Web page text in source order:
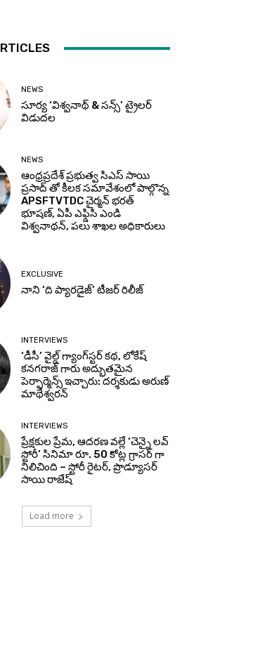
NEWS
సూర్య ‘విశ్వనాథ్ & సన్స్’ ట్రైలర్
విడుదల
NEWS
ఆంధ్రప్రదేశ్ ప్రభుత్వ సిఎస్ సాయి
ప్రసాద్ తో కీలక సమావేశంలో పాల్గొన్న
APSFTVTDC చైర్మన్ భరత్
భూషణ్, ఏపీ ఎఫ్డిసి ఎండి
విశ్వనాథన్, పలు శాఖల అధికారులు
EXCLUSIVE
నాని ‘ది ప్యారడైజ్’ టీజర్‌ రిలీజ్
INTERVIEWS
‘డీసీ’ వైల్డ్ గ్యాంగ్‌స్టర్ కథ, లోకేష్
కనగరాజ్ గారు అద్భుతమైన
పెర్ఫార్మెన్స్ ఇచ్చారు: దర్శకుడు అరుణ్
మాథేశ్వరన్
INTERVIEWS
ప్రేక్షకుల ప్రేమ, ఆదరణ వల్లే ‘చెన్నై లవ్
స్టోరీ’ సినిమా రూ. 50 కోట్ల గ్రాసర్ గా
నిలిచింది – స్టోరీ రైటర్, ప్రొడ్యూసర్
సాయి రాజేష్
Load more